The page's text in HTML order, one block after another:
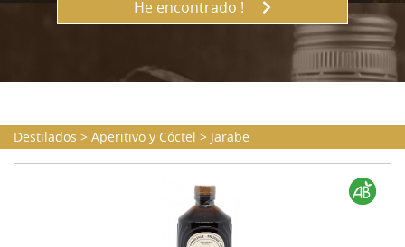
He encontrado !
Destilados > Aperitivo y Cóctel > Jarabe